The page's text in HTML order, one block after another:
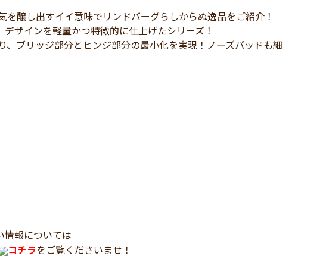
醸し出すイイ意味でリンドバーグらしからぬ逸品をご紹介！
ザインを軽量かつ特徴的に仕上げたシリーズ！
ブリッジ部分とヒンジ部分の最小化を実現！ノーズパッドも細
情報については
コチラをご覧くださいませ！